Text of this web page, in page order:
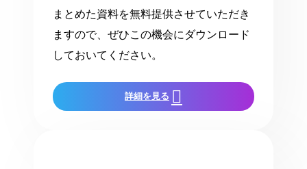
まとめた資料を無料提供させていただき
ますので、ぜひこの機会にダウンロード
しておいてください。
詳細を見る